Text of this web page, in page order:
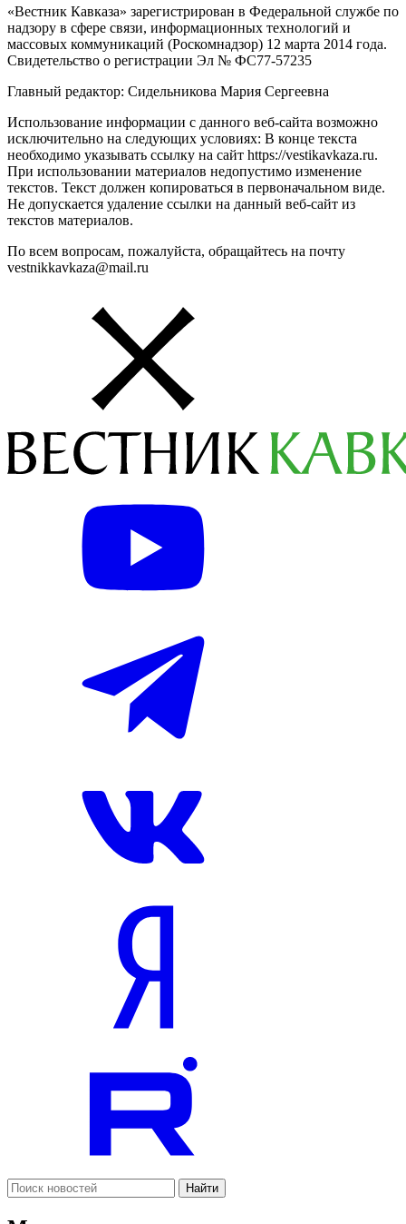
«Вестник Кавказа» зарегистрирован в Федеральной службе по
надзору в сфере связи, информационных технологий и
массовых коммуникаций (Роскомнадзор) 12 марта 2014 года.
Свидетельство о регистрации Эл № ФС77-57235
Главный редактор: Сидельникова Мария Сергеевна
Использование информации с данного веб-сайта возможно
исключительно на следующих условиях: В конце текста
необходимо указывать ссылку на сайт https://vestikavkaza.ru.
При использовании материалов недопустимо изменение
текстов. Текст должен копироваться в первоначальном виде.
Не допускается удаление ссылки на данный веб-сайт из
текстов материалов.
По всем вопросам, пожалуйста, обращайтесь на почту
vestnikkavkaza@mail.ru
Найти